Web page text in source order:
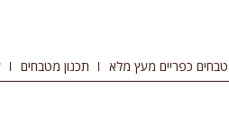
כפריים מעץ מלא תכנון מטבחים